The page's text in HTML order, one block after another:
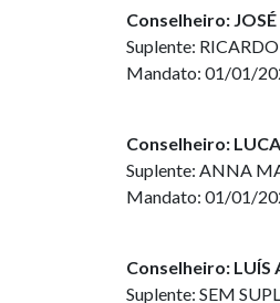
Conselheiro: JOSÉ
Suplente:
Mandato: 01/01/
Conselheiro:
Suplente: ANNA
Mandato: 01/01/
Conselheiro: LUÍS
Suplente: SEM